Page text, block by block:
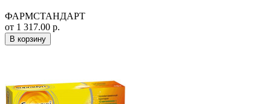
ФАРМСТАНДАРТ
от 1 317.00 р.
В корзину